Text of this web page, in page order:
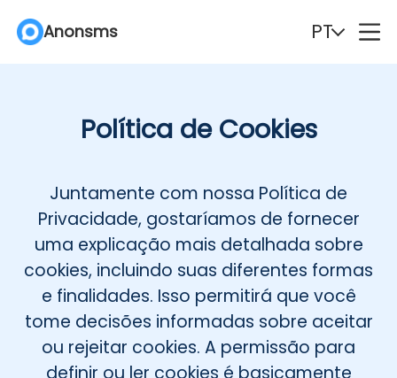
Anonsms PT
Deutsch Português
Italiano English (Philippines)
Português (Brasil) Русский
Français Nederlands
Türkçe Polski
Política de Cookies
Juntamente com nossa Política de
Privacidade, gostaríamos de fornecer
uma explicação mais detalhada sobre
cookies, incluindo suas diferentes formas
e finalidades. Isso permitirá que você
tome decisões informadas sobre aceitar
ou rejeitar cookies. A permissão para